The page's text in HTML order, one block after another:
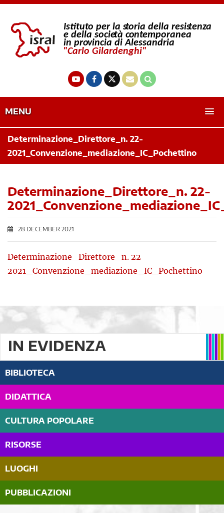
MENU
Determinazione_Direttore_n. 22-
2021_Convenzione_mediazione_IC_Pochettino
Determinazione_Direttore_n. 22-
28 DECEMBER 2021
Determinazione_Direttore_n. 22-
2021_Convenzione_mediazione_IC_Pochettino
IN EVIDENZA
BIBLIOTECA
DIDATTICA
CULTURA POPOLARE
RISORSE
LUOGHI
PUBBLICAZIONI